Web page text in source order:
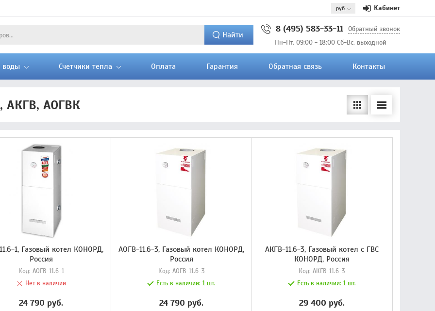
Кабинет
Найти
8 (495) 583-33-11 Обратный звонок
Пн-Пт. 09:00 - 18:00 Сб-Вс. выходной
воды Счетчики тепла Оплата Гарантия Обратная связь Контакты
АКГВ, АОГВК
1, Газовый котел КОНОРД,
Россия
Код: АОГВ-11.6-1
Нет в наличии
24 790 руб.
АОГВ-11.6-3, Газовый котел КОНОРД,
Россия
Код: АОГВ-11.6-3
Есть в наличии:1 шт.
24 790 руб.
АКГВ-11.6-3, Газовый котел с ГВС
КОНОРД, Россия
Код:АКГВ-11.6-3
Есть в наличии: 1 шт.
29 400 руб.